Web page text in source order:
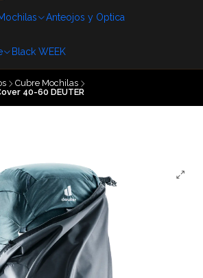
Anteojos y Optica
Black WEEK
Cubre Mochilas
40-60 DEUTER